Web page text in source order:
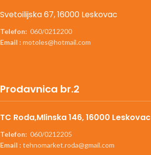
Svetoilijska 67, 16000 Leskovac
Telefon: 060/0212200
Email : motoles@hotmail.com
Prodavnica br.2
TC Roda,Mlinska 146, 16000 Leskovac
Telefon: 060/0212205
Email : tehnomarket.roda@gmail.com